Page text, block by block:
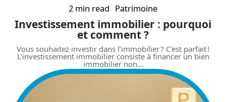
2 min read Patrimoine
Investissement immobilier : pourquoi
et comment ?
Vous souhaitez investir dans l’immobilier ? C’est parfait !
L’investissement immobilier consiste à financer un bien
immobilier non…